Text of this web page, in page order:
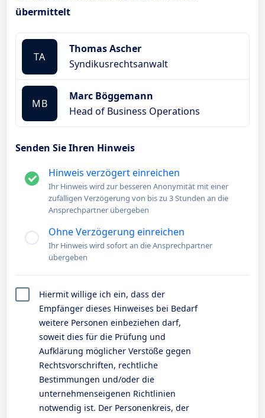
übermittelt
TA
Thomas Ascher
Syndikusrechtsanwalt
MB
Marc Böggemann
Head of Business Operations
Senden Sie Ihren Hinweis
Hinweis verzögert einreichen
Ihr Hinweis wird zur besseren Anonymität mit einer
zufälligen Verzögerung von bis zu 3 Stunden an die
Ansprechpartner übergeben
Ohne Verzögerung einreichen
Ihr Hinweis wird sofort an die Ansprechpartner
übergeben
Hiermit willige ich ein, dass der
Empfänger dieses Hinweises bei Bedarf
weitere Personen einbeziehen darf,
soweit dies für die Prüfung und
Aufklärung möglicher Verstöße gegen
Rechtsvorschriften, rechtliche
Bestimmungen und/oder die
unternehmenseigenen Richtlinien
notwendig ist. Der Personenkreis, der